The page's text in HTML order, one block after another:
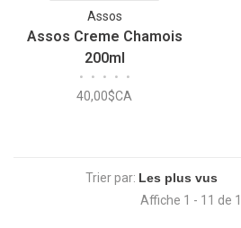
Assos
Assos Creme Chamois
200ml
• • • • •
40,00$CA
Trier par:
Affiche 1 - 11 de